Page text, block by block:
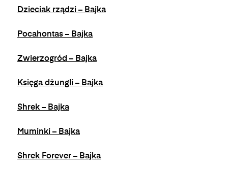
Dzieciak rządzi – Bajka
Pocahontas – Bajka
Zwierzogród – Bajka
Księga dżungli – Bajka
Shrek – Bajka
Muminki – Bajka
Shrek Forever – Bajka